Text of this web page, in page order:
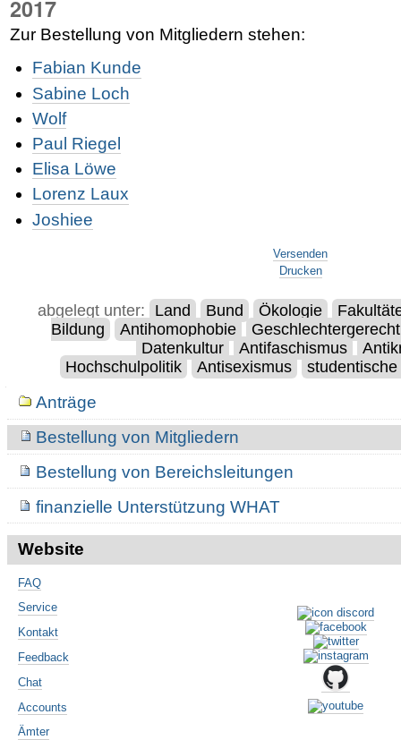
2017
Zur Bestellung von Mitgliedern stehen:
Fabian Kunde
Sabine Loch
Wolf
Paul Riegel
Elisa Löwe
Lorenz Laux
Joshiee
Versenden
Drucken
abgelegt unter: Land Bund Ökologie
Bildung
Antihomophobie
Datenkultur
Antifaschismus
Hochschulpolitik
Antisexismus
NavigationAnträge
Bestellung von Mitgliedern
Bestellung von Bereichsleitungen
finanzielle Unterstützung WHAT
Website
FAQ
Service
Kontakt
Feedback
Chat
Accounts
Ämter